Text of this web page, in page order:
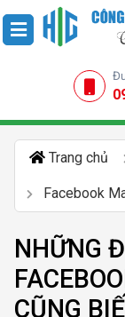
Trang chủ
Facebook
NHỮNG
CŨNG